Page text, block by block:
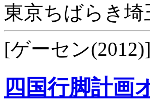
東京ちばらき埼
[ゲーセン(2012)]
四国行脚計画